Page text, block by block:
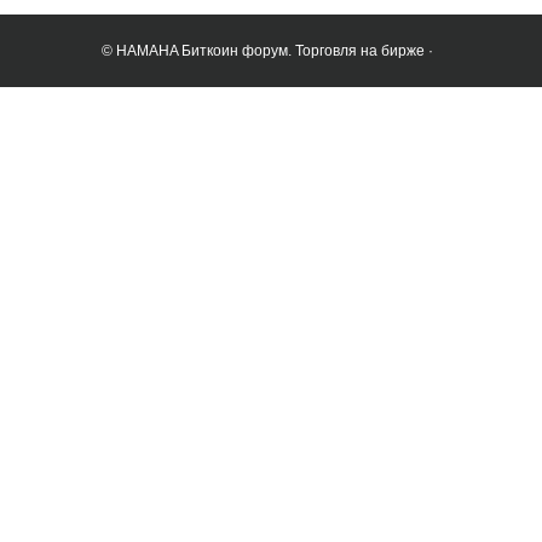
© HAMAHA Биткоин форум. Торговля на бирже ·